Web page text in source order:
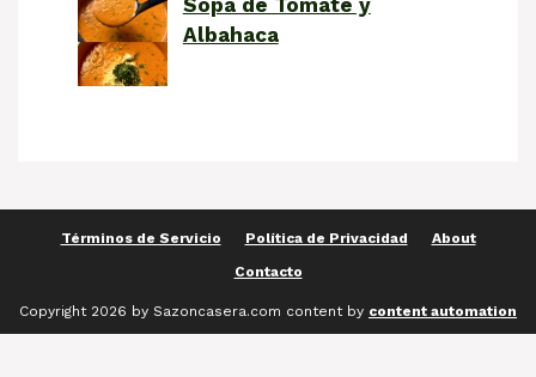
Sopa de Tomate y
Albahaca
Términos de Servicio Política de Privacidad
About
Contacto
Copyright 2026 by Sazoncasera.com content by content automation